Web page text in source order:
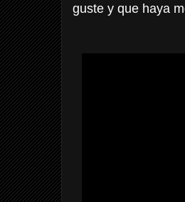
guste y que haya